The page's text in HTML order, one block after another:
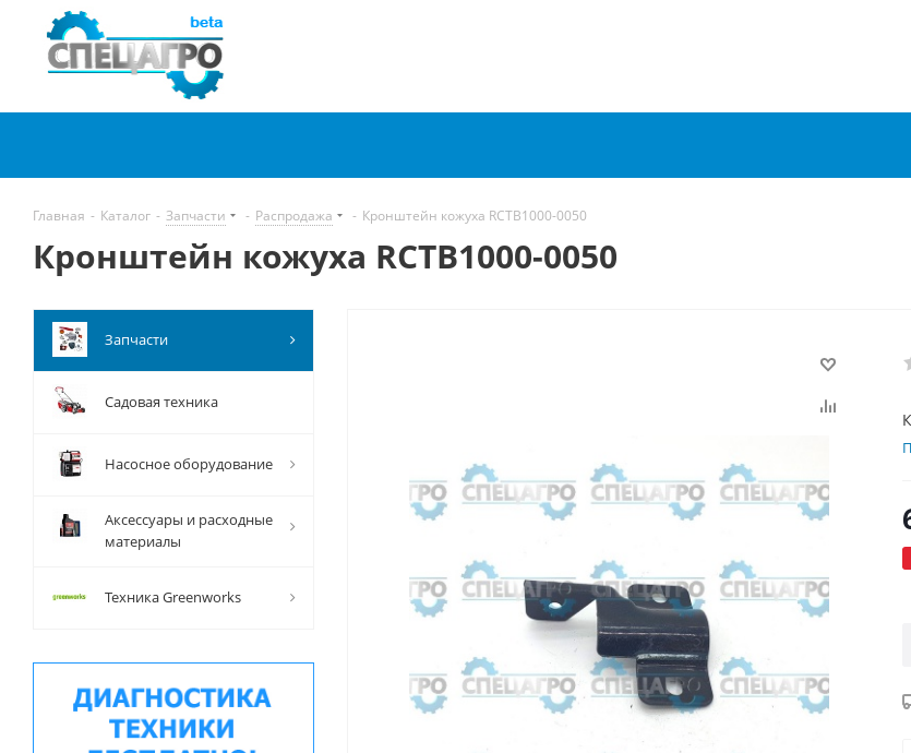
Главная - Каталог - Запчасти - Распродажа - Кронштейн кожуха RCTB1000-0050
Кронштейн кожуха RCTB1000-0050
Запчасти
Садовая техника
Насосное оборудование
Аксессуары и расходные
материалы
Техника Greenworks